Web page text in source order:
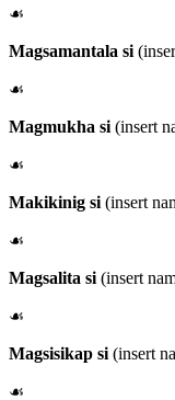
☙
Magsamantala si
☙
Magmukha si (insert
☙
Makikinig si (insert
☙
Magsalita si (insert
☙
Magsisikap si (insert
☙